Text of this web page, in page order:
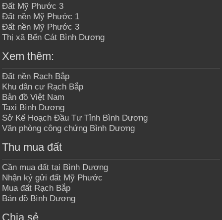
Đất Mỹ Phước 3
Đất nền Mỹ Phước 1
Đất nền Mỹ Phước 3
Thị xã Bến Cát Bình Dương
Xem thêm:
Đất nền Rạch Bắp
Khu dân cư Rạch Bắp
Bản đồ Việt Nam
Taxi Bình Dương
Sở Kế Hoạch Đầu Tư Tỉnh Bình Dương
Văn phòng công chứng Bình Dương
Thu mua đất
Cần mua đất tại Bình Dương
Nhận ký gửi đất Mỹ Phước
Mua đất Rạch Bắp
Bản đồ Bình Dương
Chia sẻ